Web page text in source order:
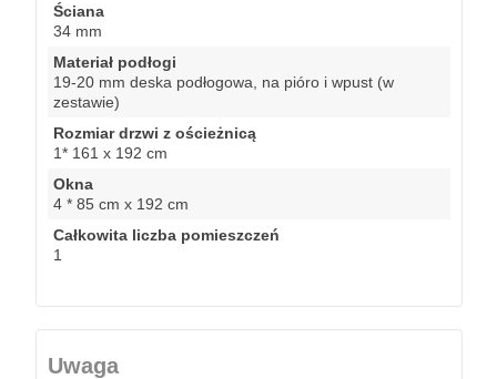
Ściana
34 mm
Materiał podłogi
19-20 mm deska podłogowa, na pióro i wpust (w
zestawie)
Rozmiar drzwi z ościeżnicą
1* 161 x 192 cm
Okna
4 * 85 cm x 192 cm
Całkowita liczba pomieszczeń
1
Uwaga